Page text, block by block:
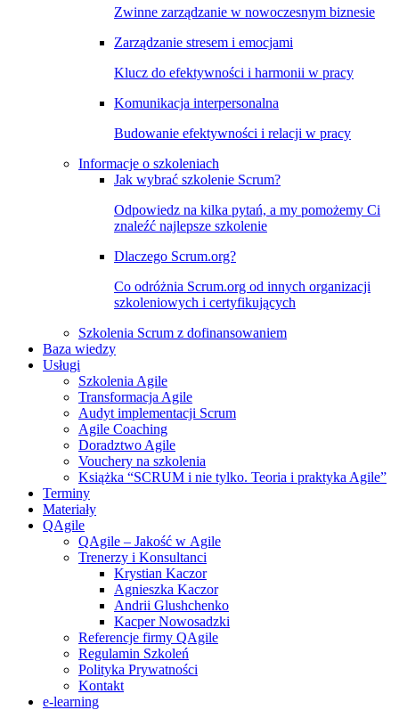
Zwinne zarządzanie w nowoczesnym biznesie
Zarządzanie stresem i emocjami
Klucz do efektywności i harmonii w pracy
Komunikacja interpersonalna
Budowanie efektywności i relacji w pracy
Informacje o szkoleniach
Jak wybrać szkolenie Scrum?
Odpowiedz na kilka pytań, a my pomożemy Ci
znaleźć najlepsze szkolenie
Dlaczego Scrum.org?
Co odróżnia Scrum.org od innych organizacji
szkoleniowych i certyfikujących
Szkolenia Scrum z dofinansowaniem
Baza wiedzy
Usługi
Szkolenia Agile
Transformacja Agile
Audyt implementacji Scrum
Agile Coaching
Doradztwo Agile
Vouchery na szkolenia
Książka “SCRUM i nie tylko. Teoria i praktyka Agile”
Terminy
Materiały
QAgile
QAgile – Jakość w Agile
Trenerzy i Konsultanci
Krystian Kaczor
Agnieszka Kaczor
Andrii Glushchenko
Kacper Nowosadzki
Referencje firmy QAgile
Regulamin Szkoleń
Polityka Prywatności
Kontakt
e‑learning